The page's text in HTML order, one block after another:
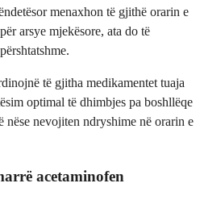
menaxhon të gjithë orarin e
arsye mjekësore, ata do të
të gjitha medikamentet tuaja
optimal të dhimbjes pa boshllëqe
nevojiten ndryshime në orarin e
acetaminofen